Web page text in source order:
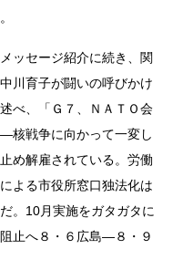
ッセージ紹介に続き、関
川育子が闘いの呼びかけ
べ、「Ｇ７、ＮＡＴＯ会
核戦争に向かって一変し
め解雇されている。労働
よる市役所窓口独法化は
。10月実施をガタガタに
止へ８・６広島―８・９